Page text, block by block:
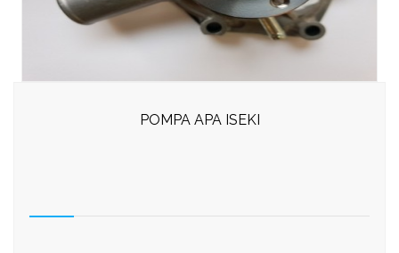
POMPA APA ISEKI